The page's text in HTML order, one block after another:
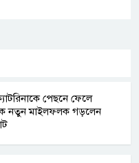
পেছনে ফেলে
নতুন মাইলফলক গড়লেন